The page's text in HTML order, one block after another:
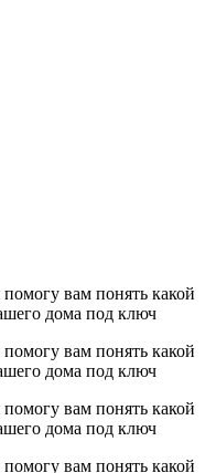
вам понять какой
дома под ключ
вам понять какой
дома под ключ
вам понять какой
дома под ключ
вам понять какой